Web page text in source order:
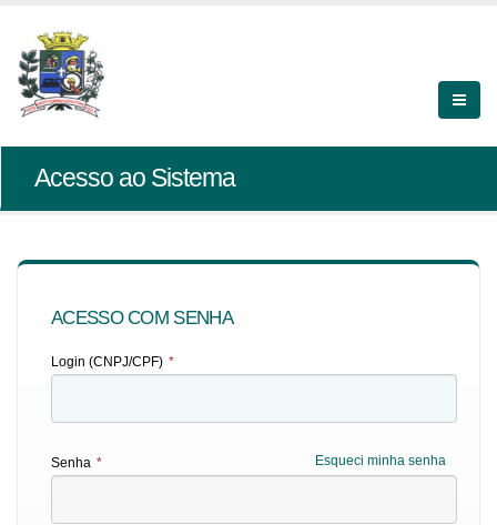
Acesso ao Sistema
ACESSO COM SENHA
Login (CNPJ/CPF) *
Esqueci minha senha
Senha *